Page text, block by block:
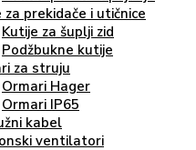
za prekidače i utičnice
Kutije za šuplji zid
Podžbukne kutije
za struju
Ormari Hager
Ormari IP65
kabel
ventilatori